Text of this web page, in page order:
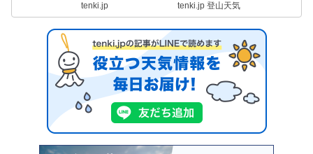
tenki.jp tenki.jp 登山天気